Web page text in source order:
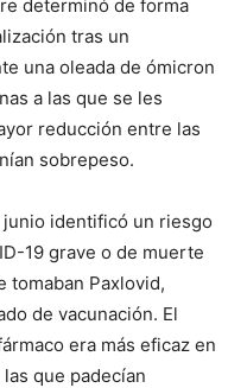
determinó de forma
tras un
una oleada de ómicron
a las que se les
reducción entre las
sobrepeso.
junio identificó un riesgo
19 grave o de muerte
tomaban Paxlovid,
de vacunación. El
era más eficaz en
que padecían